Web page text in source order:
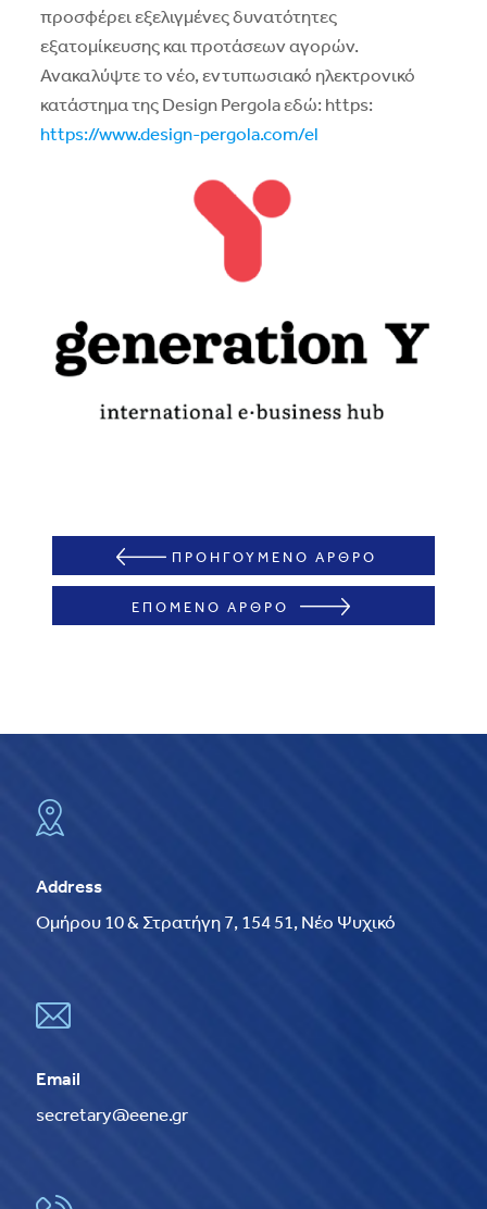
προσφέρει εξελιγμένες δυνατότητες
εξατομίκευσης και προτάσεων αγορών.
Ανακαλύψτε το νέο, εντυπωσιακό ηλεκτρονικό
κατάστημα της Design Pergola εδώ: https:
https://www.design-pergola.com/el
ΠΡΟΗΓΟΥΜΕΝΟ ΑΡΘΡΟ
ΕΠΟΜΕΝΟ ΑΡΘΡΟ
Address
Ομήρου 10 & Στρατήγη 7, 154 51, Νέο Ψυχικό
Email
secretary@eene.gr